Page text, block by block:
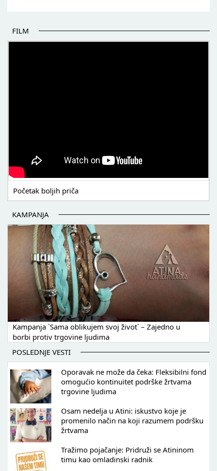
FILM
Početak boljih priča
KAMPANJA
Kampanja `Sama oblikujem svoj život` – Zajedno u
borbi protiv trgovine ljudima
POSLEDNJE VESTI
Oporavak ne može da čeka: Fleksibilni fond
omogućio kontinuitet podrške žrtvama
trgovine ljudima
Osam nedelja u Atini: iskustvo koje je
promenilo način na koji razumem podršku
žrtvama
Tražimo pojačanje: Pridruži se Atininom
timu kao omladinski radnik